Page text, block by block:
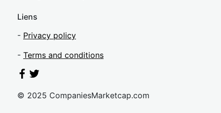
Liens
- Privacy policy
- Terms and conditions
© 2025 CompaniesMarketcap.com